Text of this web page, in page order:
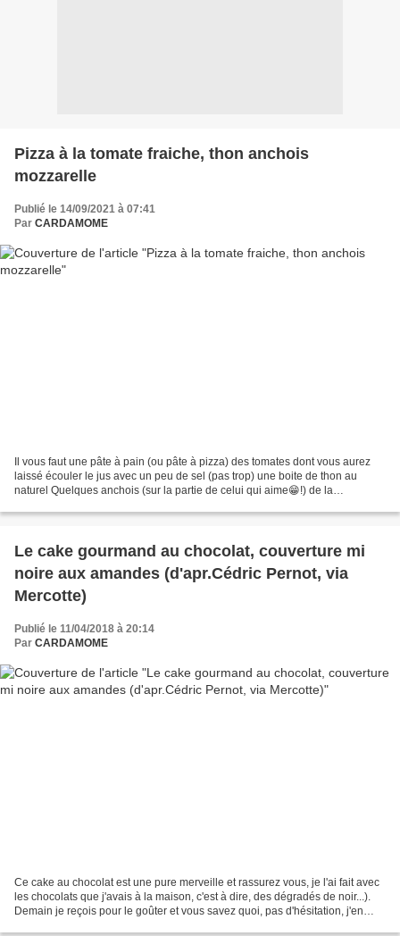
Pizza à la tomate fraiche, thon anchois
mozzarelle
Publié le 14/09/2021 à 07:41
Par CARDAMOME
Il vous faut une pâte à pain (ou pâte à pizza) des tomates dont vous aurez
laissé écouler le jus avec un peu de sel (pas trop) une boite de thon au
naturel Quelques anchois (sur la partie de celui qui aime😁!) de la
Le cake gourmand au chocolat, couverture mi
noire aux amandes (d'apr.Cédric Pernot, via
Mercotte)
Publié le 11/04/2018 à 20:14
Par CARDAMOME
Ce cake au chocolat est une pure merveille et rassurez vous, je l'ai fait avec
les chocolats que j'avais à la maison, c'est à dire, des dégradés de noir...).
Demain je reçois pour le goûter et vous savez quoi, pas d'hésitation, j'en